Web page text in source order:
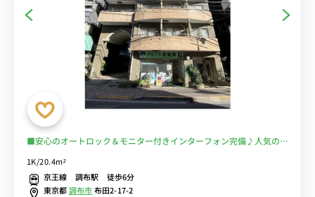
■安心のオートロック＆モニター付きインターフォン完備♪人気のバ
線「布田駅」徒歩3分/新宿・橋本・京王八王子まで乗換なし/24時間
営業のスーパー「miniピアゴ」あり■選べるWi-Fi格安レンタル中！
1K/20.4m²
京王線 調布駅 徒歩6分
東京都調布市布田2-17-2